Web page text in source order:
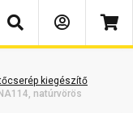
Keresés
kiegészítő
natúrvörös
Kapcsolódó cikkek